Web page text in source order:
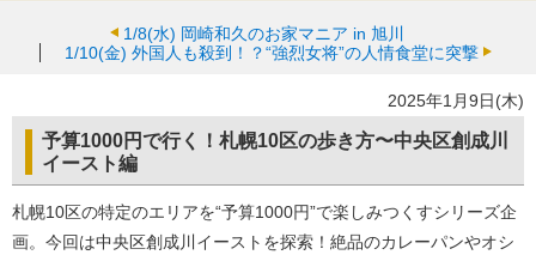
1/8(水) 岡崎和久のお家マニア in 旭川
1/10(金) 外国人も殺到！？“強烈女将”の人情食堂に突撃
2025年1月9日(木)
予算1000円で行く！札幌10区の歩き方〜中央区創成川
イースト編
札幌10区の特定のエリアを“予算1000円”で楽しみつくすシリーズ企
画。今回は中央区創成川イーストを探索！絶品のカレーパンやオシ